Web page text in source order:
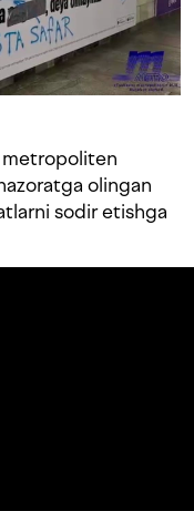
metropoliten
olingan
sodir etishga